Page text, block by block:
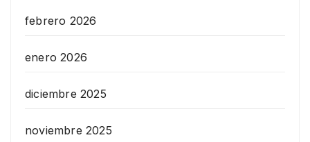
febrero 2026
enero 2026
diciembre 2025
noviembre 2025